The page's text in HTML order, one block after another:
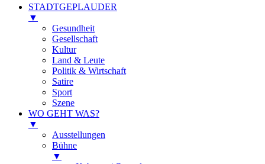
STADTGEPLAUDER
▼
Gesundheit
Gesellschaft
Kultur
Land & Leute
Politik & Wirtschaft
Satire
Sport
Szene
WO GEHT WAS?
▼
Ausstellungen
Bühne
▼